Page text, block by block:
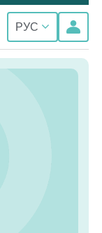
РУС